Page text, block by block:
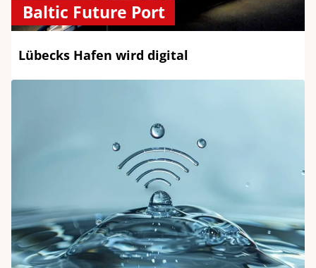
Baltic Future Port
Lübecks Hafen wird digital